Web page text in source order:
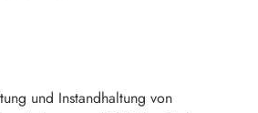
und Instandhaltung von